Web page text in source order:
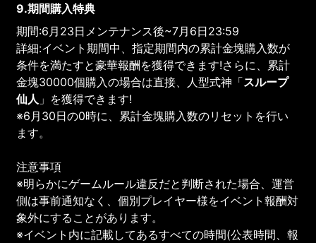
9.期間購入特典
期間:6月23日メンテナンス後~7月6日23:59
詳細:イベント期間中、指定期間内の累計金塊購入数が
条件を満たすと豪華報酬を獲得できます!さらに、累計
金塊30000個購入の場合は直接、人型式神「スループ
仙人 」を獲得できます!
※6月30日の0時に、累計金塊購入数のリセットを行い
ます。
注意事項
※明らかにゲームルール違反だと判断された場合、運営
側は事前通知なく、個別プレイヤー様をイベント報酬対
象外にすることがあります。
※イベント内に記載してあるすべての時間(公表時間、報